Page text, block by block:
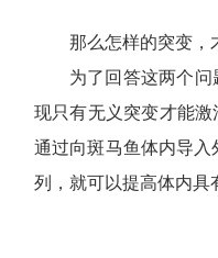
那么怎样的突变，
为了回答这两个
现只有无义突变才能
通过向斑马鱼体内导
列，就可以提高体内具